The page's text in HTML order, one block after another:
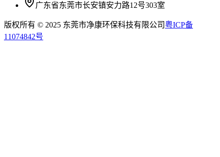
广东省东莞市长安镇安力路12号303室
版权所有 © 2025 东莞市净康环保科技有限公司 粤ICP备
11074842号